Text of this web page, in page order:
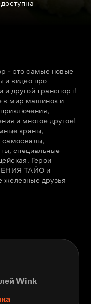
- это самые новые
и видео про
и другой транспорт!
в мир машинок и
и многое другое!
краны,
самосвалы,
специальные
Герои
ТАЙО и
друзья
Wink